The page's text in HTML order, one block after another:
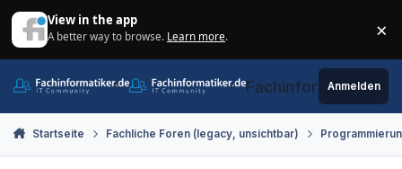
View in the app
A better way to browse. Learn more. ×
Fachinformatiker.de
Anmelden
Startseite Fachliche Foren (legacy, unsichtbar)